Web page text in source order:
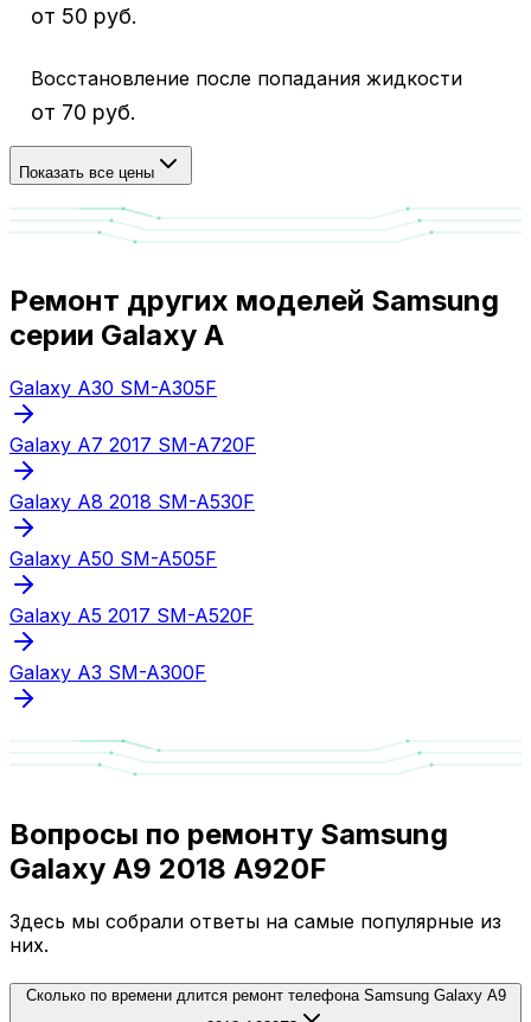
от 50 руб.
Восстановление после попадания жидкости
от 70 руб.
Показать все цены
Ремонт других моделей Samsung
серии Galaxy A
Galaxy A30 SM-A305F
Galaxy A7 2017 SM-A720F
Galaxy A8 2018 SM-A530F
Galaxy A50 SM-A505F
Galaxy A5 2017 SM-A520F
Galaxy A3 SM-A300F
Вопросы по ремонту Samsung
Galaxy A9 2018 A920F
Здесь мы собрали ответы на самые популярные из
них.
Сколько по времени длится ремонт телефона Samsung Galaxy A9